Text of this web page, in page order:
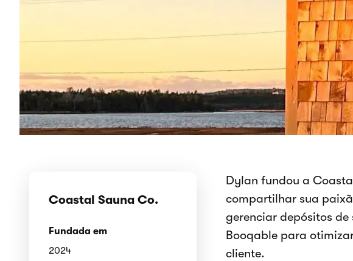
Coastal Sauna Co.
Fundada em
2024
Dylan fundou a
compartilhar sua
gerenciar depósitos
Booqable para
cliente.